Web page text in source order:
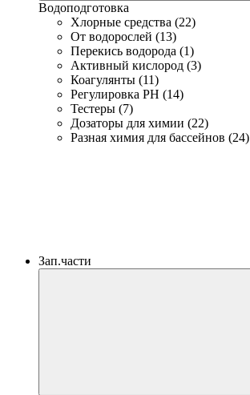
Водоподготовка
Хлорные средства (22)
От водорослей (13)
Перекись водорода (1)
Активный кислород (3)
Коагулянты (11)
Регулировка PH (14)
Тестеры (7)
Дозаторы для химии (22)
Разная химия для бассейнов (24)
Зап.части